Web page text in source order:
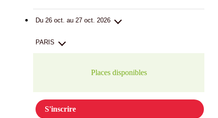
Du 26 oct. au 27 oct. 2026
PARIS
Places disponibles
S'inscrire